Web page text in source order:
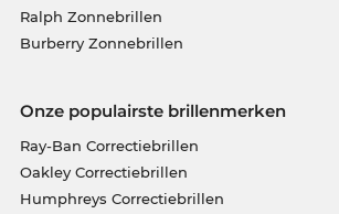
Ralph Zonnebrillen
Burberry Zonnebrillen
Onze populairste brillenmerken
Ray-Ban Correctiebrillen
Oakley Correctiebrillen
Humphreys Correctiebrillen